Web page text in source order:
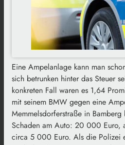
Eine Ampelanlage kann man
sich betrunken hinter das Steuer
konkreten Fall waren es 1,64
mit seinem BMW gegen eine
Memmelsdorferstraße in
Schaden am Auto: 20 000 Euro,
circa 5 000 Euro. Als die Polizei